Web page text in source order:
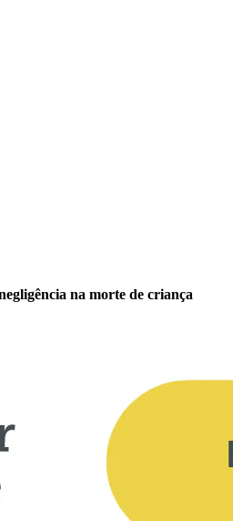
na morte de criança